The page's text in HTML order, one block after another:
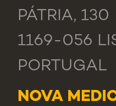
PÁTRIA, 130
1169-056
PORTUGAL
NOVA